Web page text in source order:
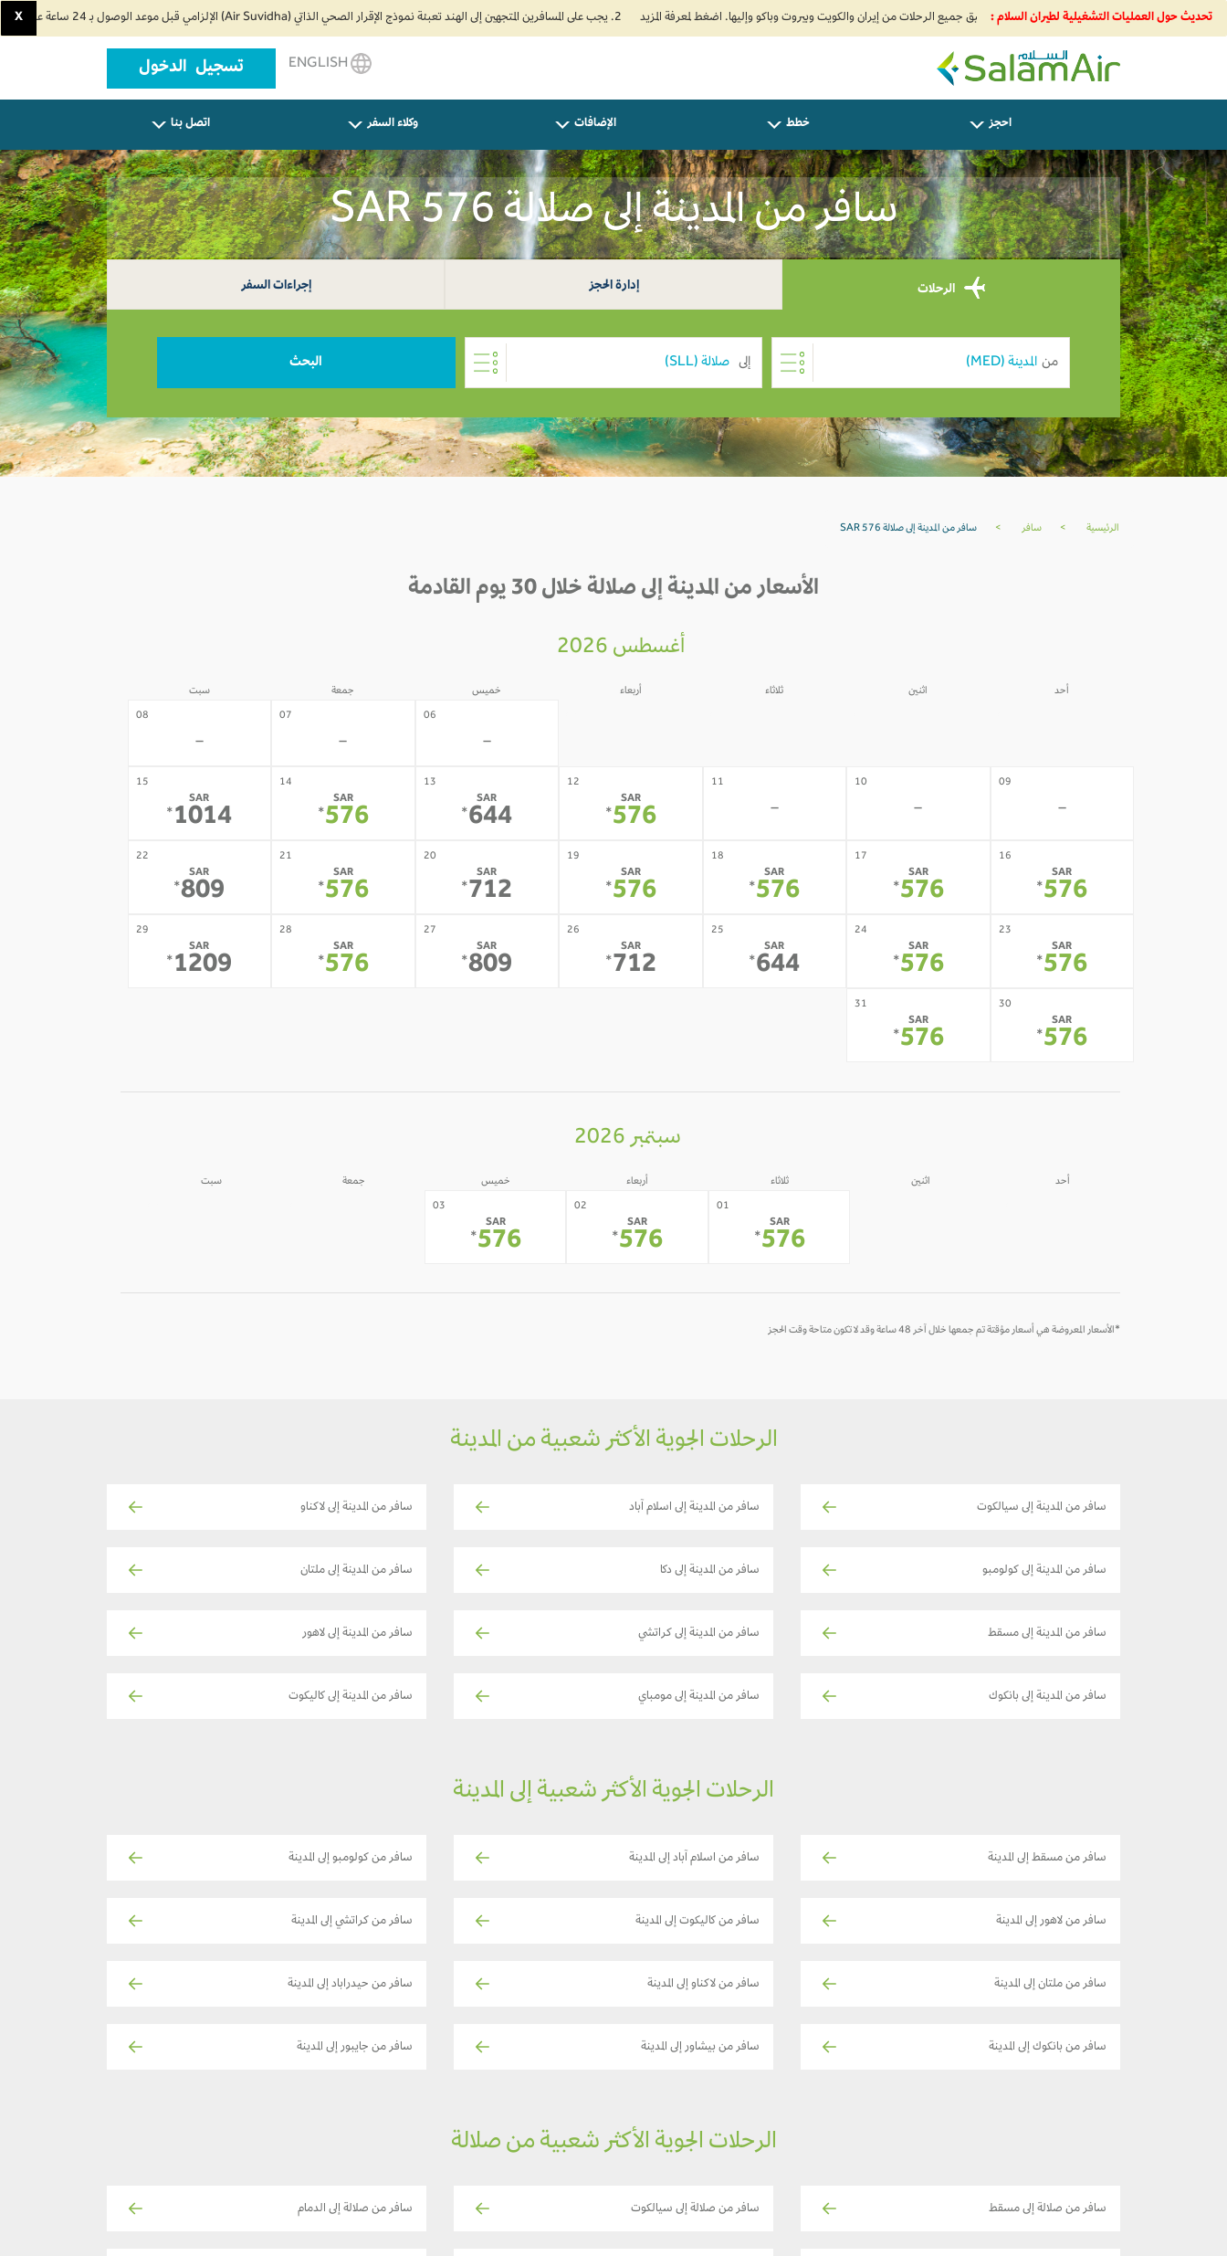
تحديث حول العمليات التشغيلية لطيران السلام : 2. يجب على المسافرين المتجهين إلى الهند تعبئة نموذج الإقرار الصحي الذاتي (Air Suvidha) الإلزامي قبل موعد الوصول بـ 24 ساعة على الأقل. اضغط هنا للدخول إلى بوابة Air Suvidha. X
SalamAir
تسجيل الدخول
احجز خطط الإضافات وكلاء السفر اتصل بنا
سافر من المدينة إلى صلالة SAR 576
الرحلات إدارة الحجز إجراءات السفر
من إلى البحث
الرئيسية > سافر > سافر من المدينة إلى صلالة SAR 576
الأسعار من المدينة إلى صلالة خلال 30 يوم القادمة
أغسطس 2026
أحد اثنين ثلاثاء أربعاء خميس جمعة سبت
06
-
07
-
08
-
09
-
10
-
11
-
12
SAR
576
*
13
SAR
644
*
14
SAR
576
*
15
SAR
1014
*
16
SAR
576
*
17
SAR
576
*
18
SAR
576
*
19
SAR
576
*
20
SAR
712
*
21
SAR
576
*
22
SAR
809
*
23
SAR
576
*
24
SAR
576
*
25
SAR
644
*
26
SAR
712
*
27
SAR
809
*
28
SAR
576
*
29
SAR
1209
*
30
SAR
576
*
31
SAR
576
*
سبتمبر 2026
أحد اثنين ثلاثاء أربعاء خميس جمعة سبت
01
SAR
576
*
02
SAR
576
*
03
SAR
576
*
*الأسعار المعروضة هي أسعار مؤقتة تم جمعها خلال آخر 48 ساعة وقد لا تكون متاحة وقت الحجز
الرحلات الجوية الأكثر شعبية من المدينة
سافر من المدينة إلى سيالكوت سافر من المدينة إلى اسلام آباد سافر من المدينة إلى لاكناو
سافر من المدينة إلى كولومبو سافر من المدينة إلى دكا سافر من المدينة إلى ملتان
سافر من المدينة إلى مسقط سافر من المدينة إلى كراتشي سافر من المدينة إلى لاهور
سافر من المدينة إلى بانكوك سافر من المدينة إلى مومباي سافر من المدينة إلى كاليكوت
الرحلات الجوية الأكثر شعبية إلى المدينة
سافر من مسقط إلى المدينة سافر من اسلام آباد إلى المدينة سافر من كولومبو إلى المدينة
سافر من لاهور إلى المدينة سافر من كاليكوت إلى المدينة سافر من كراتشي إلى المدينة
سافر من ملتان إلى المدينة سافر من لاكناو إلى المدينة سافر من حيدراباد إلى المدينة
سافر من بانكوك إلى المدينة سافر من بيشاور إلى المدينة سافر من جايبور إلى المدينة
الرحلات الجوية الأكثر شعبية من صلالة
سافر من صلالة إلى مسقط سافر من صلالة إلى سيالكوت سافر من صلالة إلى الدمام